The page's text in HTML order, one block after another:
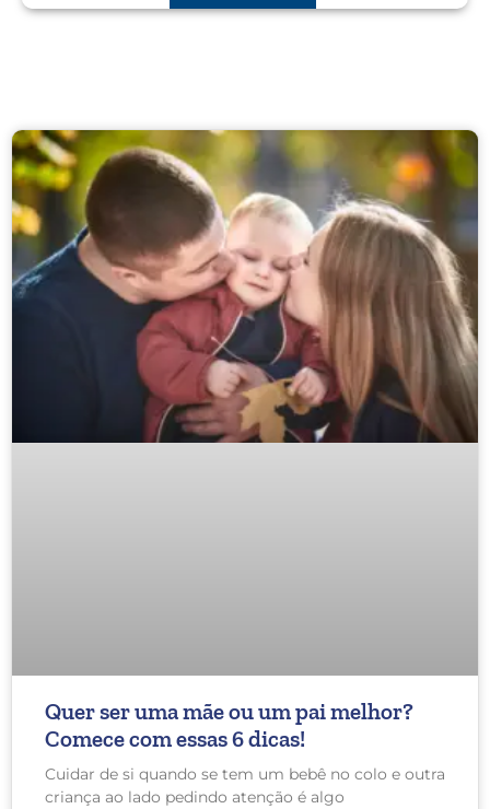
Quer ser uma mãe ou um pai melhor?
Comece com essas 6 dicas!
Cuidar de si quando se tem um bebê no colo e outra
criança ao lado pedindo atenção é algo